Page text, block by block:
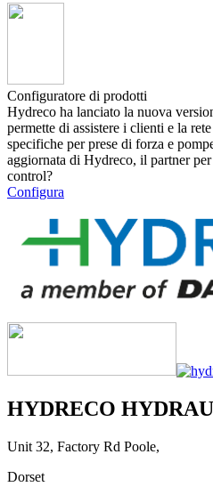
Configuratore di prodotti
Hydreco ha lanciato la nuova
permette di assistere i clienti e la
specifiche per prese di forza e
aggiornata di Hydreco, il partner
control?
Configura
HYDRECO
Unit 32, Factory Rd Poole,
Dorset